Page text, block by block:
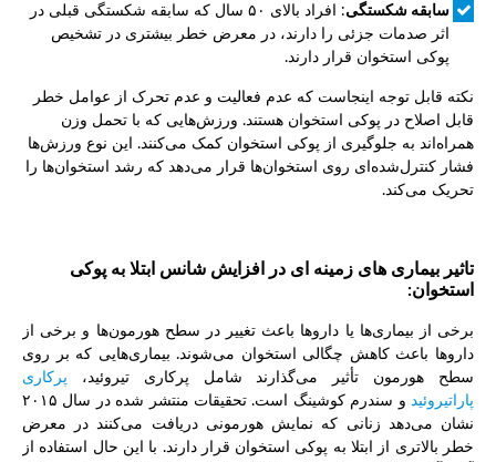
سابقه شکستگی
: افراد بالای ۵۰ سال که سابقه شکستگی قبلی در
اثر صدمات جزئی را دارند، در معرض خطر بیشتری در تشخیص
پوکی استخوان قرار دارند.
نکته قابل توجه اینجاست که عدم فعالیت و عدم تحرک از عوامل خطر
قابل اصلاح در پوکی استخوان هستند. ورزش‌هایی که با تحمل وزن
همراه‌اند به جلوگیری از پوکی استخوان کمک می‌کنند. این نوع ورزش‌ها
فشار کنترل‌شده‌ای روی استخوان‌ها قرار می‌دهد که رشد استخوان‌ها را
تحریک می‌کند.
تاثیر بیماری های زمینه ای در افزایش شانس ابتلا به پوکی
استخوان:
برخی از بیماری‌ها یا داروها باعث تغییر در سطح هورمون‌ها و برخی از
داروها باعث کاهش چگالی استخوان می‌شوند. بیماری‌هایی که بر روی
سطح هورمون تأثیر می‌گذارند شامل پرکاری تیروئید، پرکاری
پاراتیروئید
و سندرم کوشینگ است. تحقیقات منتشر شده در سال ۲۰۱۵
نشان می‌دهد زنانی که نمایش هورمونی دریافت می‌کنند در معرض
خطر بالاتری از ابتلا به پوکی استخوان قرار دارند. با این حال استفاده از